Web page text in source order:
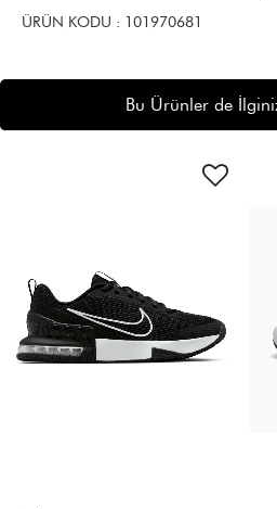
ÜRÜN KODU : 101970681
Bu Ürünler de